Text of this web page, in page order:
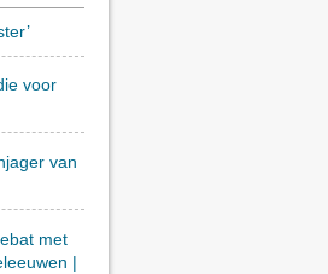
voor
van
met
|